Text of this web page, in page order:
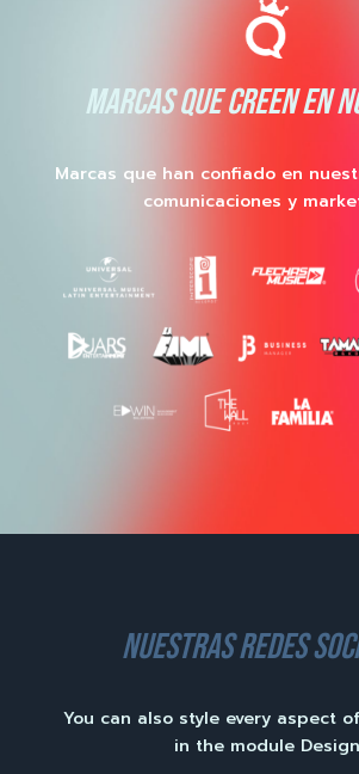
MARCAS QUE CREEN EN
Marcas que han confiado en
comunicaciones y
nuestras redes
You can also style every aspect
in the module Design